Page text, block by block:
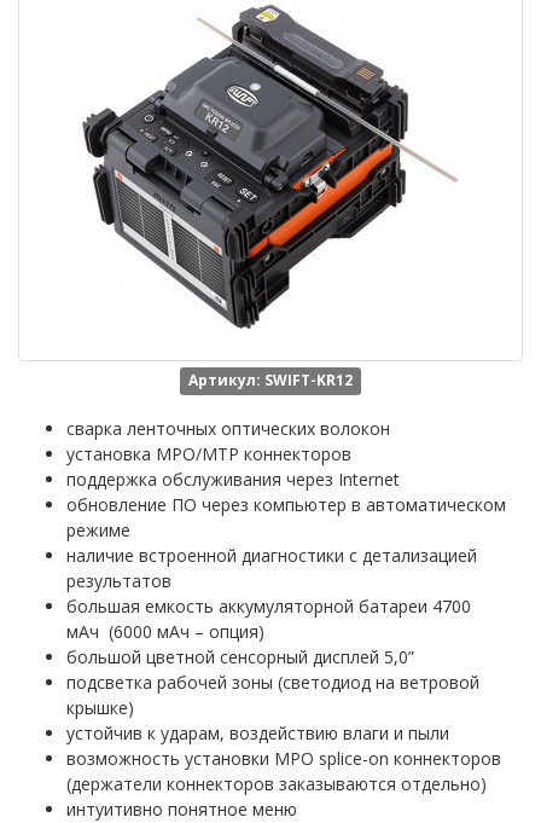
Артикул: SWIFT-KR12
сварка ленточных оптических волокон
установка MPO/MTP коннекторов
поддержка обслуживания через Internet
обновление ПО через компьютер в автоматическом
режиме
наличие встроенной диагностики с детализацией
результатов
большая емкость аккумуляторной батареи 4700
мАч (6000 мАч – опция)
большой цветной сенсорный дисплей 5,0”
подсветка рабочей зоны (светодиод на ветровой
крышке)
устойчив к ударам, воздействию влаги и пыли
возможность установки MPO splice-on коннекторов
(держатели коннекторов заказываются отдельно)
интуитивно понятное меню